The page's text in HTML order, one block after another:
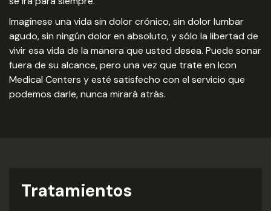
Imagínese una vida sin dolor crónico, sin dolor lumbar
agudo, sin ningún dolor en absoluto, y sólo la libertad de
vivir esa vida de la manera que usted desea. Puede sonar
fuera de su alcance, pero una vez que trate en Icon
Medical Centers y esté satisfecho con el servicio que
podemos darle, nunca mirará atrás.
Tratamientos